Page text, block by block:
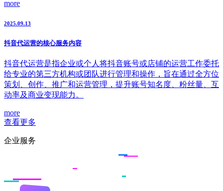
more
2025.09.13
抖音代运营的核心服务内容
抖音代运营是指企业或个人将抖音账号或店铺的运营工作委托
给专业的第三方机构或团队进行管理和操作，旨在通过全方位
策划、创作、推广和运营管理，提升账号知名度、粉丝量、互
动率及商业变现能力。
more
查看更多
企业服务